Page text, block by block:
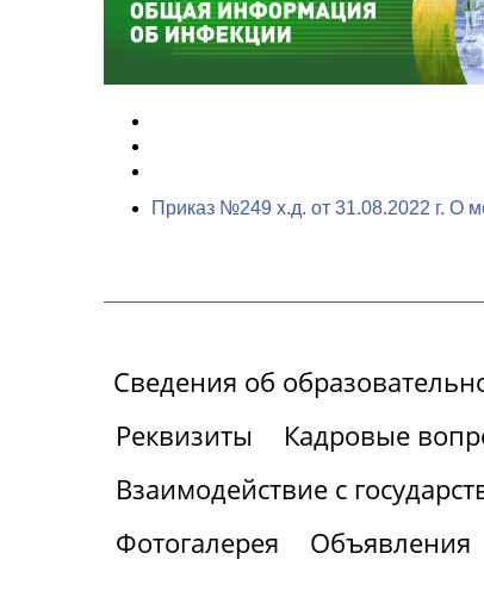
Приказ №249 х.д. от 31.08.2022 г. О
Сведения об
Реквизиты
Кадровые
Взаимодействие с
Фотогалерея
Объявления